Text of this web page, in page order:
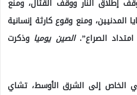
إطلاق النار ووقف القتال، ومنع
المدنيين، ومنع وقوع كارثة إنسانية
الصراع”.الصين يوميا وذكرت
الخاص إلى الشرق الأوسط، تشاي